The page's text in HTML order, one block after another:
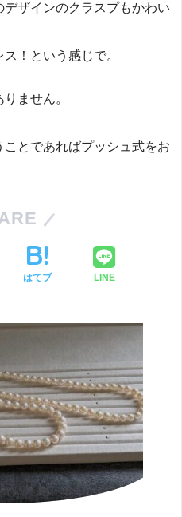
ザインのクラスプもかわい
！という感じで。
ません。
とであればプッシュ式をお
はてブ LINE